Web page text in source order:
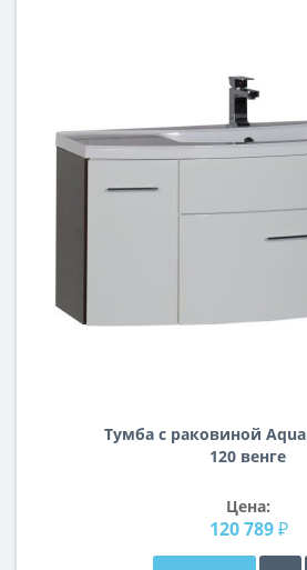
Тумба с раковиной
120 венге
Цена:
120 789 ₽